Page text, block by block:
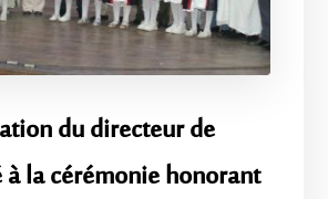
du directeur de
à la cérémonie honorant